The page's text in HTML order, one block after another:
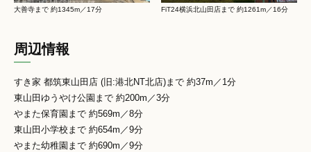
大善寺まで 約1345m／17分 FiT24横浜北山田店まで 約1261m／16分
周辺情報
すき家 都筑東山田店 (旧:港北NT北店)まで 約37m／1分
東山田ゆうやけ公園まで 約200m／3分
やまた保育園まで 約569m／8分
東山田小学校まで 約654m／9分
やまた幼稚園まで 約690m／9分